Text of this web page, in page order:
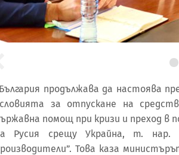
продължава да настоява
за отпускане на
помощ при кризи и преход в
Русия срещу Украйна, т. нар.
Това каза